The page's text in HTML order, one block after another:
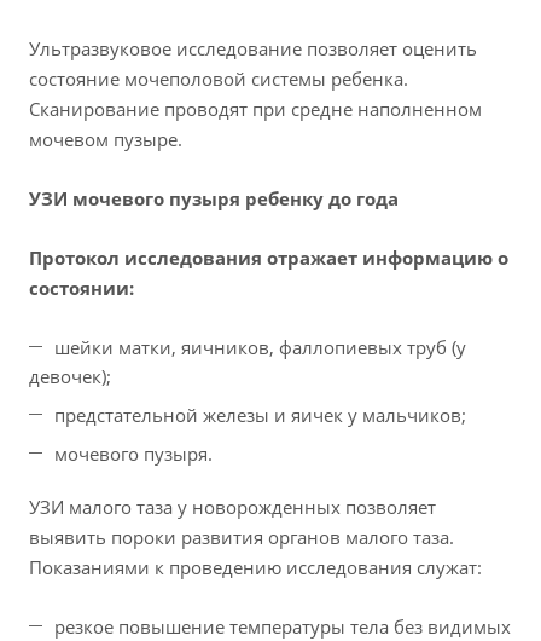
Ультразвуковое исследование позволяет оценить
состояние мочеполовой системы ребенка.
Сканирование проводят при средне наполненном
мочевом пузыре.
УЗИ мочевого пузыря ребенку до года
Протокол исследования отражает информацию о
состоянии:
шейки матки, яичников, фаллопиевых труб (у
девочек);
предстательной железы и яичек у мальчиков;
мочевого пузыря.
УЗИ малого таза у новорожденных позволяет
выявить пороки развития органов малого таза.
Показаниями к проведению исследования служат:
резкое повышение температуры тела без видимых